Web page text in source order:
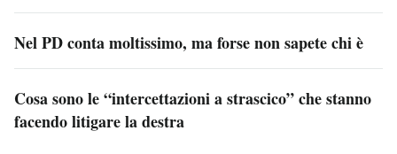
Nel PD conta moltissimo, ma forse non sapete chi è
Cosa sono le “intercettazioni a strascico” che stanno
facendo litigare la destra